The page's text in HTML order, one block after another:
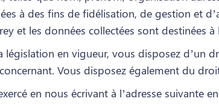
à des fins de fidélisation, de gestion et
et les données collectées sont destinées à
législation en vigueur, vous disposez d’un
Vous disposez également du
en nous écrivant à l’adresse suivante